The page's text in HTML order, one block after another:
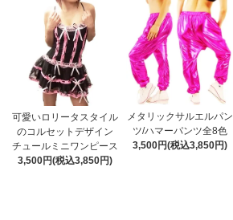
可愛いロリータスタイル
のコルセットデザイン
チュールミニワンピース
3,500円(税込3,850円)
メタリックサルエルパン
ツ/ハマーパンツ全8色
3,500円(税込3,850円)